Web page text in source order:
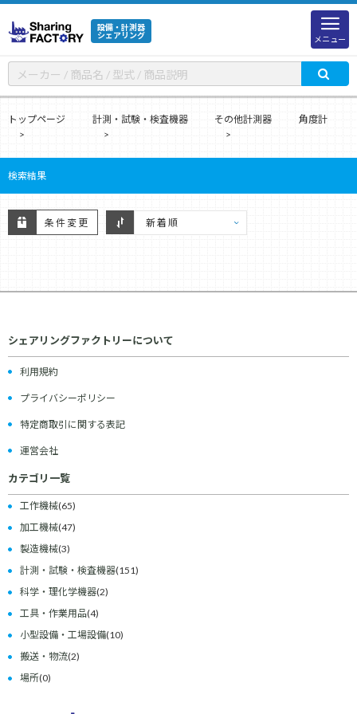
設備・計測器
シェアリング
メニュー
トップページ 計測・試験・検査機器 その他計測器 角度計
検索結果
条件変更
シェアリングファクトリーについて
利用規約
プライバシーポリシー
特定商取引に関する表記
運営会社
カテゴリ一覧
工作機械(65)
加工機械(47)
製造機械(3)
計測・試験・検査機器(151)
科学・理化学機器(2)
工具・作業用品(4)
小型設備・工場設備(10)
搬送・物流(2)
場所(0)